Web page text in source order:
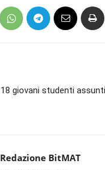
18 giovani studenti assunti
Redazione BitMAT